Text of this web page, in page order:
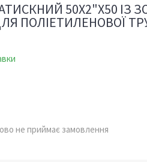
50Х2"Х50 ІЗ
ПОЛІЕТИЛЕНОВОЇ
не приймає замовлення